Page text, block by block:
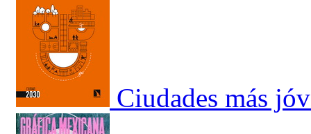
Ciudades más